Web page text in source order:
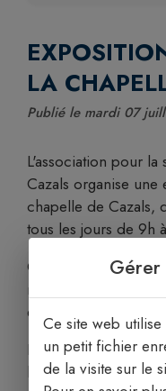
LA
Publié le mardi 07
L'association pour
Cazals organise une
chapelle de Cazals,
tous les jours de 9h
Ce sont des icônes,
reliquaires créés par
enlumineur à Luzech.
Le vernissage aura
la chapelle.
Gérer
Ce site web
un petit fichier
de la visite sur le